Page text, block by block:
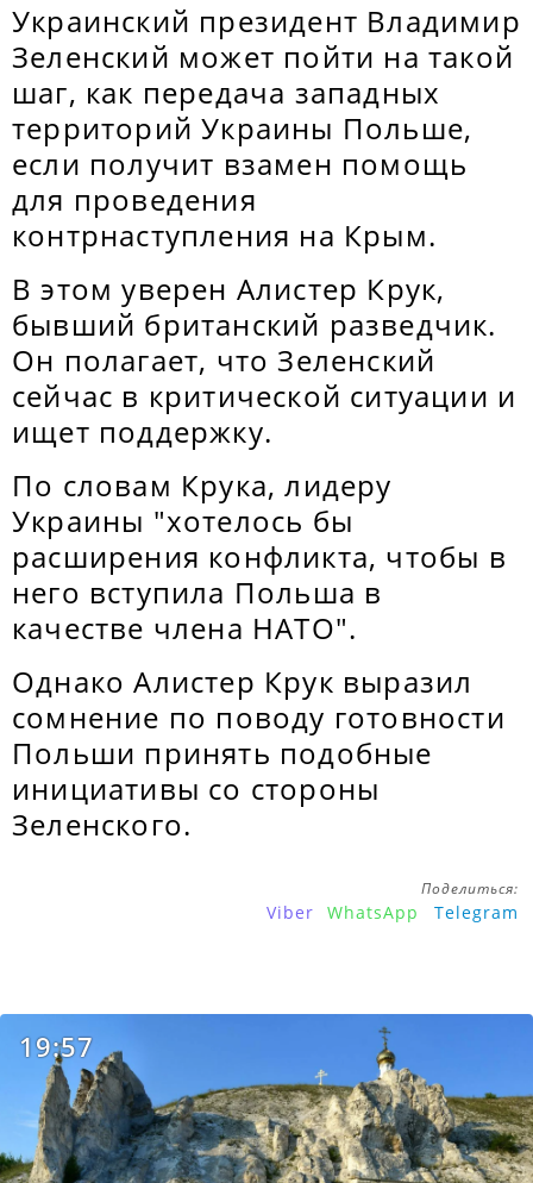
Украинский президент Владимир
Зеленский может пойти на такой
шаг, как передача западных
территорий Украины Польше,
если получит взамен помощь
для проведения
контрнаступления на Крым.
В этом уверен Алистер Крук,
бывший британский разведчик.
Он полагает, что Зеленский
сейчас в критической ситуации и
ищет поддержку.
По словам Крука, лидеру
Украины "хотелось бы
расширения конфликта, чтобы в
него вступила Польша в
качестве члена НАТО".
Однако Алистер Крук выразил
сомнение по поводу готовности
Польши принять подобные
инициативы со стороны
Зеленского.
Поделиться:
Viber WhatsApp Telegram
19:57